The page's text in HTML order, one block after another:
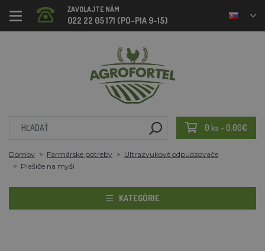
ZAVOLAJTE NÁM
022 22 05 171 (PO-PIA 9-15)
0 ks - 0,00€
Domov Farmárske potreby
Ultrazvukové odpudzovače
Plašiče na myši
KATEGÓRIE